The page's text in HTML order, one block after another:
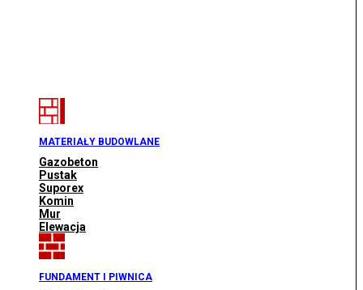
MATERIAŁY BUDOWLANE
Gazobeton
Pustak
Suporex
Komin
Mur
Elewacja
FUNDAMENT I PIWNICA